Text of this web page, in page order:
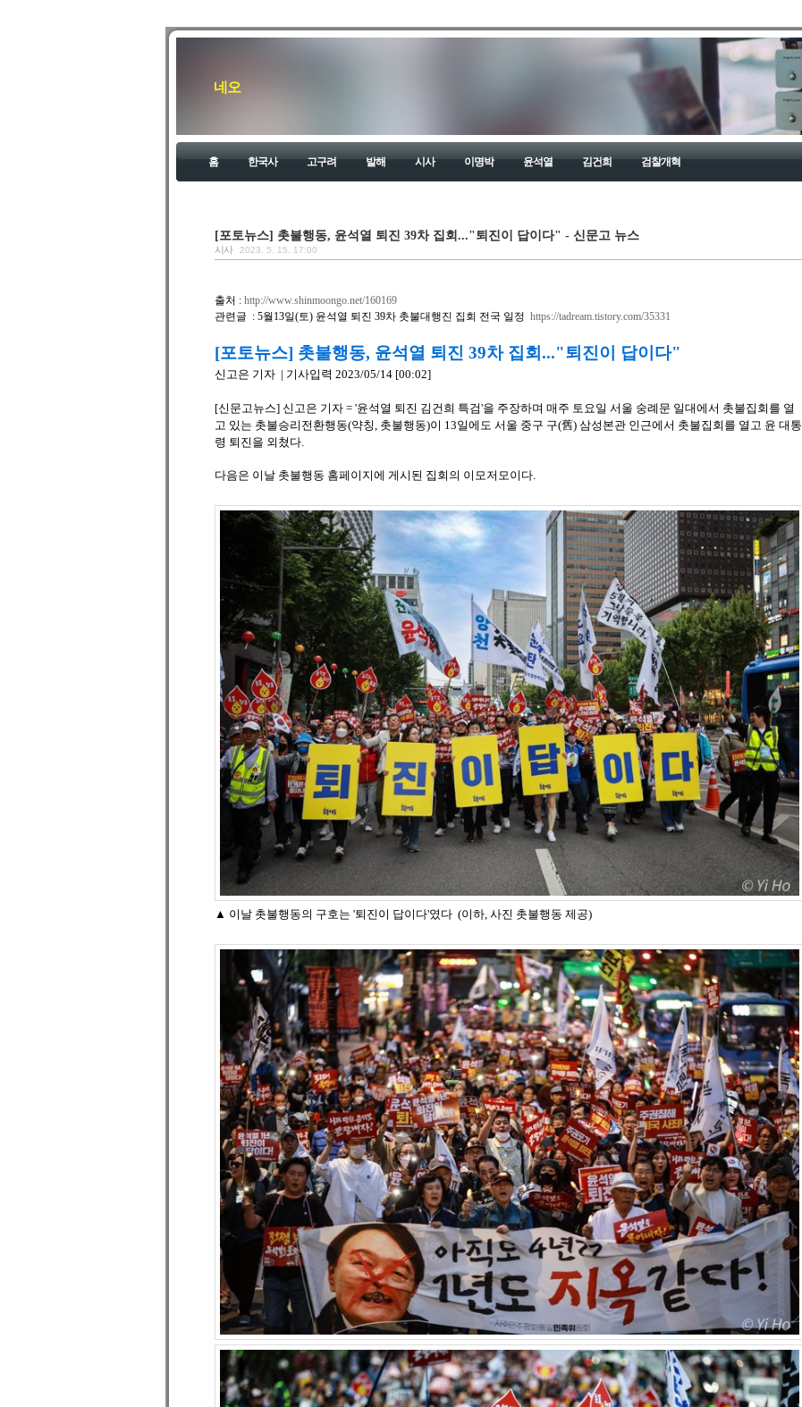
네오
홈 한국사 고구려 발해 시사 이명박 윤석열 김건희 검찰개혁
[포토뉴스] 촛불행동, 윤석열 퇴진 39차 집회..."퇴진이 답이다" - 신문고 뉴스
시사 2023. 5. 15. 17:00
출처 : http://www.shinmoongo.net/160169
관련글 : 5월13일(토) 윤석열 퇴진 39차 촛불대행진 집회 전국 일정 https://tadream.tistory.com/35331
[포토뉴스] 촛불행동, 윤석열 퇴진 39차 집회..."퇴진이 답이다"
신고은 기자 | 기사입력 2023/05/14 [00:02]
[신문고뉴스] 신고은 기자 = '윤석열 퇴진 김건희 특검'을 주장하며 매주 토요일 서울 숭례문 일대에서 촛불집회를 열
고 있는 촛불승리전환행동(약칭, 촛불행동)이 13일에도 서울 중구 구(舊) 삼성본관 인근에서 촛불집회를 열고 윤 대통
령 퇴진을 외쳤다.
다음은 이날 촛불행동 홈페이지에 게시된 집회의 이모저모이다.
▲ 이날 촛불행동의 구호는 '퇴진이 답이다'였다 (이하, 사진 촛불행동 제공)